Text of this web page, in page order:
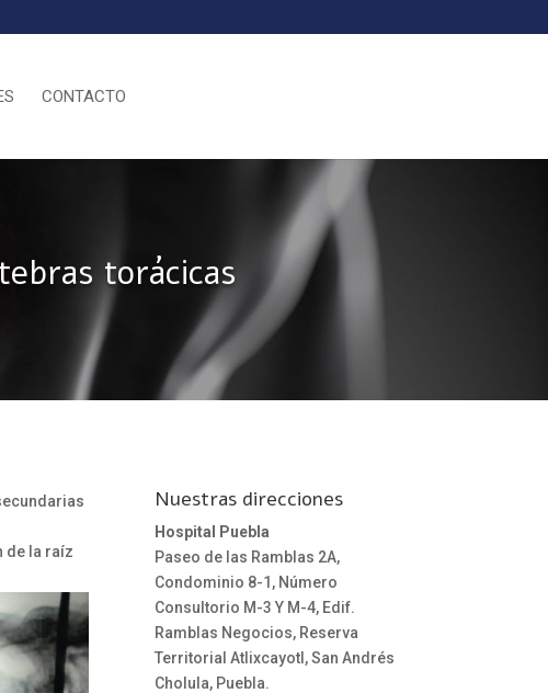
CONTACTO
torácicas
de la raíz
Nuestras direcciones
Hospital Puebla
Paseo de las Ramblas 2A,
Condominio 8-1, Número
Consultorio M-3 Y M-4, Edif.
Ramblas Negocios, Reserva
Territorial Atlixcayotl, San Andrés
Cholula, Puebla.